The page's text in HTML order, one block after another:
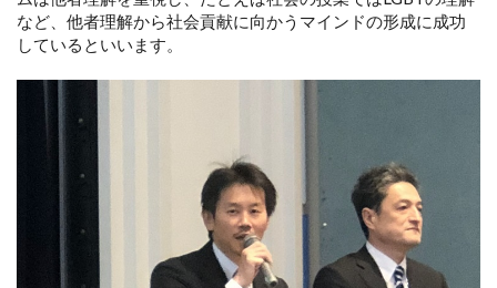
など、他者理解から社会貢献に向かうマインドの形成に成功
しているといいます。